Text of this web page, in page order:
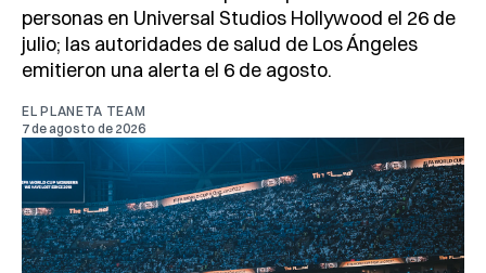
personas en Universal Studios Hollywood el 26 de
julio; las autoridades de salud de Los Ángeles
emitieron una alerta el 6 de agosto.
EL PLANETA TEAM
7 de agosto de 2026